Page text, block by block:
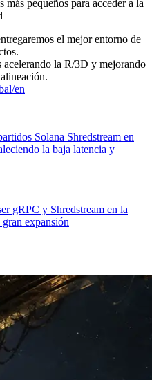
más pequeños para acceder a la
el mejor entorno de
acelerando la R/3D y mejorando
en
Solana Shredstream en
la baja latencia y
gRPC y Shredstream en la
expansión